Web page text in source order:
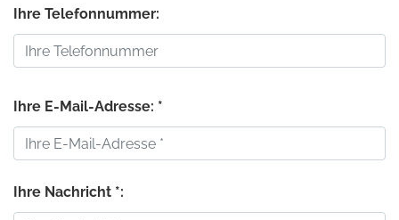
Ihre Telefonnummer:
Ihre E-Mail-Adresse: *
Ihre Nachricht *: